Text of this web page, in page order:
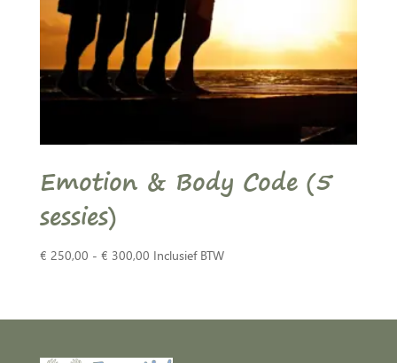
Emotion & Body Code (5
sessies)
€ 250,00 - € 300,00Prijsklasse:
€ 300,00
Inclusief BTW